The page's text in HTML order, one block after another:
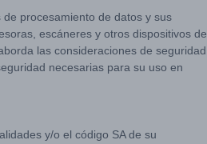
procesamiento de datos y sus
escáneres y otros dispositivos de
las consideraciones de seguridad
necesarias para su uso en
y/o el código SA de su